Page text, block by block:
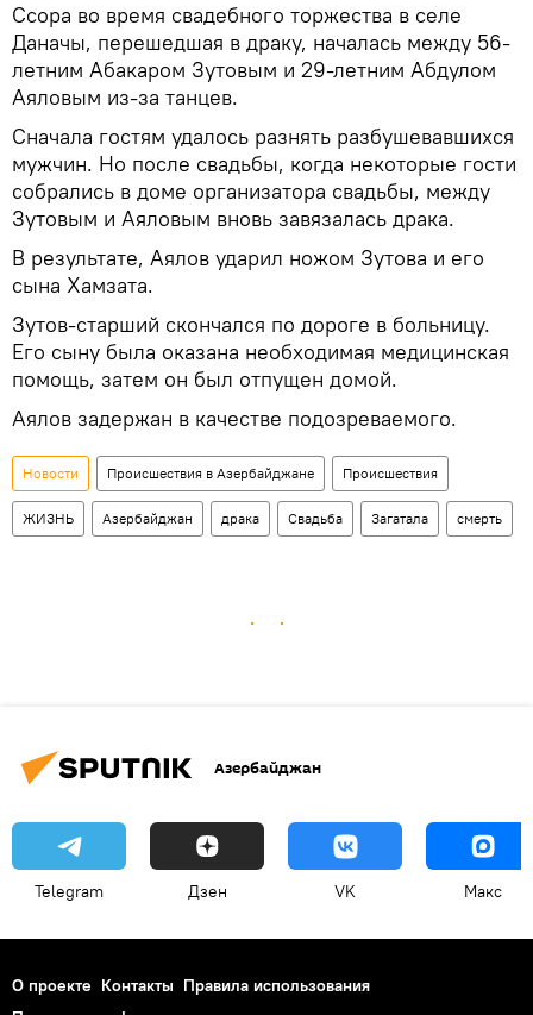
Ссора во время свадебного торжества в селе
Даначы, перешедшая в драку, началась между 56-
летним Абакаром Зутовым и 29-летним Абдулом
Аяловым из-за танцев.
Сначала гостям удалось разнять разбушевавшихся
мужчин. Но после свадьбы, когда некоторые гости
собрались в доме организатора свадьбы, между
Зутовым и Аяловым вновь завязалась драка.
В результате, Аялов ударил ножом Зутова и его
сына Хамзата.
Зутов-старший скончался по дороге в больницу.
Его сыну была оказана необходимая медицинская
помощь, затем он был отпущен домой.
Аялов задержан в качестве подозреваемого.
Новости Происшествия в Азербайджане Происшествия
ЖИЗНЬ Азербайджан драка Свадьба Загатала смерть
Азербайджан
Telegram Дзен VK Макс
О проекте Контакты Правила использования